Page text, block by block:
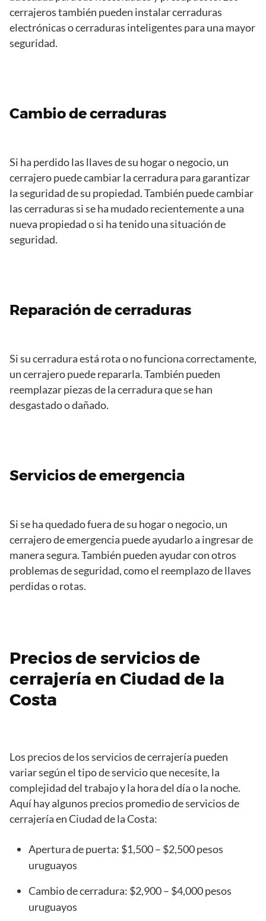
cerrajeros también pueden instalar cerraduras
electrónicas o cerraduras inteligentes para una mayor
seguridad.
Cambio de cerraduras
Si ha perdido las llaves de su hogar o negocio, un
cerrajero puede cambiar la cerradura para garantizar
la seguridad de su propiedad. También puede cambiar
las cerraduras si se ha mudado recientemente a una
nueva propiedad o si ha tenido una situación de
seguridad.
Reparación de cerraduras
Si su cerradura está rota o no funciona correctamente,
un cerrajero puede repararla. También pueden
reemplazar piezas de la cerradura que se han
desgastado o dañado.
Servicios de emergencia
Si se ha quedado fuera de su hogar o negocio, un
cerrajero de emergencia puede ayudarlo a ingresar de
manera segura. También pueden ayudar con otros
problemas de seguridad, como el reemplazo de llaves
perdidas o rotas.
Precios de servicios de
cerrajería en Ciudad de la
Costa
Los precios de los servicios de cerrajería pueden
variar según el tipo de servicio que necesite, la
complejidad del trabajo y la hora del día o la noche.
Aquí hay algunos precios promedio de servicios de
cerrajería en Ciudad de la Costa:
Apertura de puerta: $1,500 – $2,500 pesos
uruguayos
Cambio de cerradura: $2,900 – $4,000 pesos
uruguayos